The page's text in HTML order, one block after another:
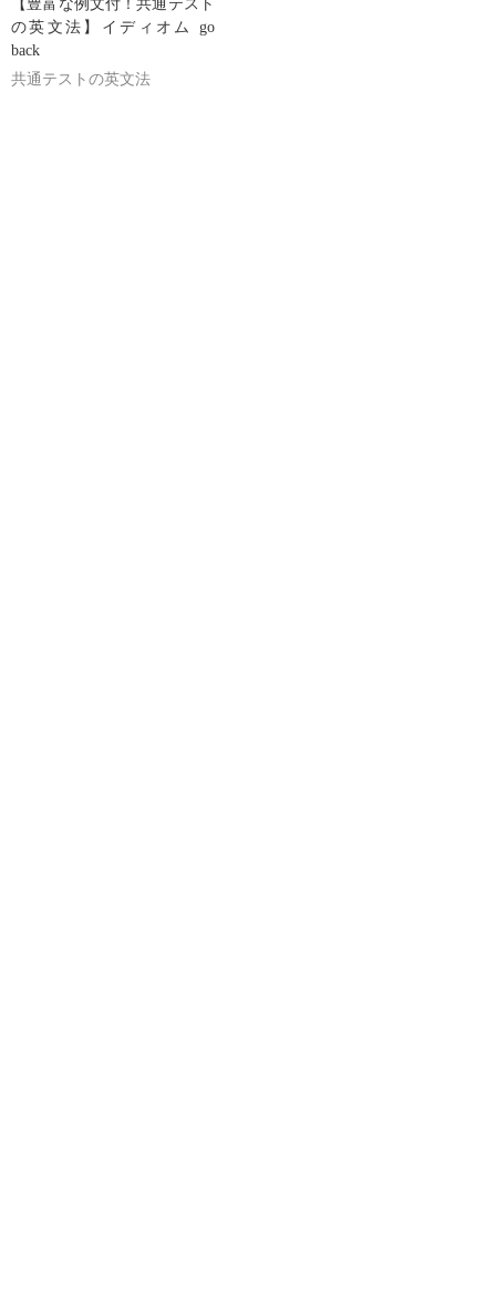
【豊富な例文付！共通テスト
の英文法】イディオム go
back
共通テストの英文法